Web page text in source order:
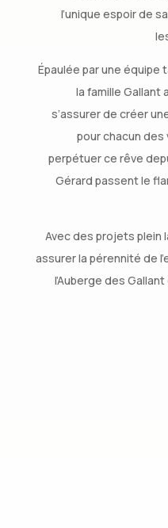
l’unique espoir de
Épaulée par une
la famille
s’assurer de créer
pour chacun des
perpétuer ce rêve
Gérard passent le
Avec des projets plein
assurer la pérennité de
l’Auberge des